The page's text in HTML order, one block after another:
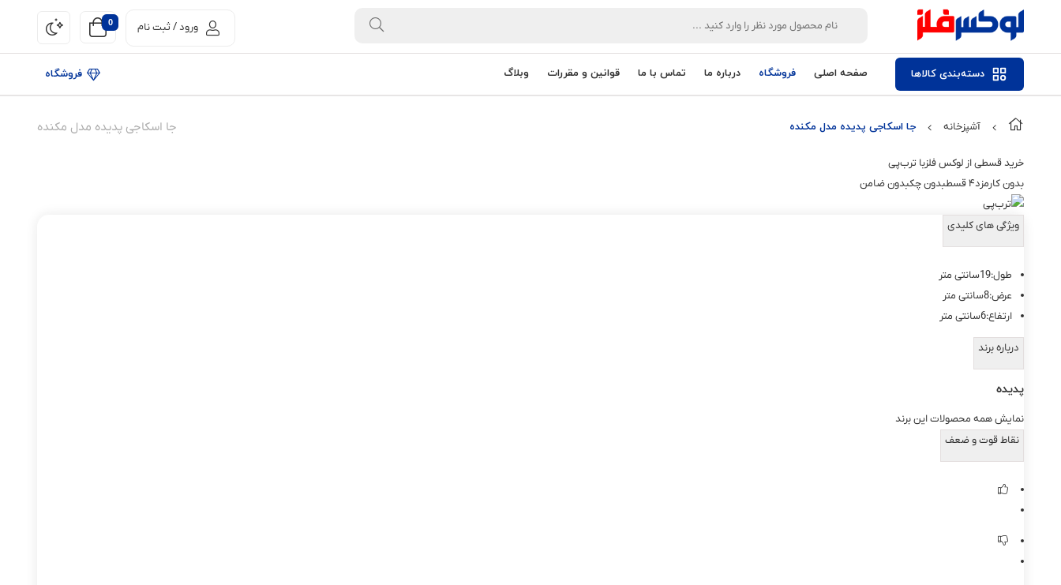
0 ورود / ثبت نام
دسته‌بندی کالاها صفحه اصلی فروشگاه درباره ما تماس با ما قوانین و مقررات وبلاگ فروشگاه
جا اسکاجی پدیده مدل مکنده آشپزخانه جا اسکاجی پدیده مدل مکنده
خرید قسطی از لوکس فلزبا ترب‌پی
بدون کارمزد۴ قسط بدون چکبدون ضامن
ویژگی های کلیدی
طول:19سانتی متر
عرض:8سانتی متر
ارتفاع:6سانتی متر
درباره برند
پدیده
نمایش همه محصولات این برند
نقاط قوت و ضعف